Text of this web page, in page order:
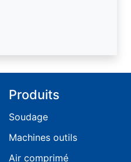
Produits
Soudage
Machines outils
Air comprimé